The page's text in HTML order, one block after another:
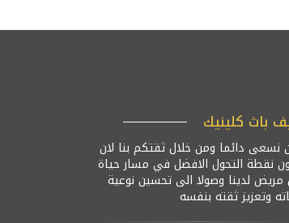
باث كلينيك
نسعى دائما ومن خلال ثقتكم بنا لان
نقطة التحول الافضل في مسار حياة
لدينا وصولا الى تحسين نوعية
وتعزيز ثقته بنفسه